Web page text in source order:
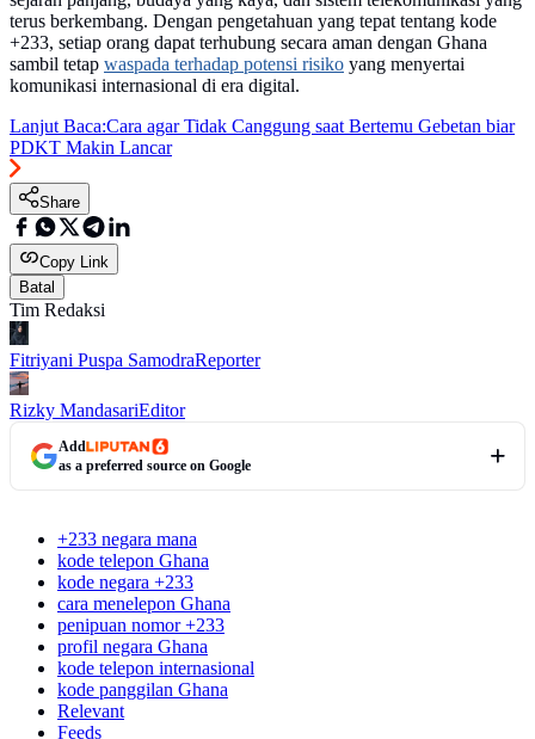
terus berkembang. Dengan pengetahuan yang tepat tentang kode
+233, setiap orang dapat terhubung secara aman dengan Ghana
sambil tetap waspada terhadap potensi risiko yang menyertai
komunikasi internasional di era digital.
Lanjut Baca:Cara agar Tidak Canggung saat Bertemu Gebetan biar
PDKT Makin Lancar
Share
Copy Link
Batal
Tim Redaksi
Fitriyani Puspa SamodraReporter
Rizky MandasariEditor
Add
as a preferred source on Google
+233 negara mana
kode telepon Ghana
kode negara +233
cara menelepon Ghana
penipuan nomor +233
profil negara Ghana
kode telepon internasional
kode panggilan Ghana
Relevant
Feeds